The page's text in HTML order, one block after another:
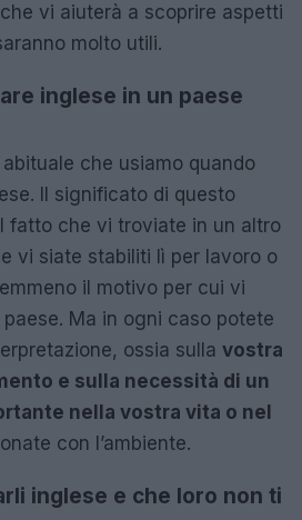
vi aiuterà a scoprire aspetti
molto utili.
inglese in un paese
abituale che usiamo quando
Il significato di questo
fatto che vi troviate in un altro
vi siate stabiliti lì per lavoro o
il motivo per cui vi
Ma in ogni caso potete
ossia sulla vostra
e sulla necessità di un
nella vostra vita o nel
con l’ambiente.
inglese e che loro non ti